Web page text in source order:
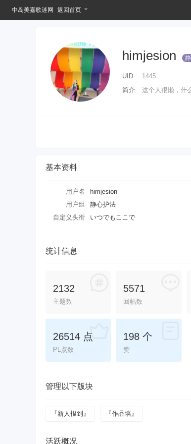
中岛美嘉歌迷网 返回首页
himjesion
UID
1445
简介
这个人很懒，什
基本资料
用户名 himjesion
用户组
静心护法
自定义头衔
いつでもここで
统计信息
2132
主题数
5571
回帖数
26514 点
PL点数
198 个
赞
管理以下版块
『新人报到』 『作品墙』
活跃概况